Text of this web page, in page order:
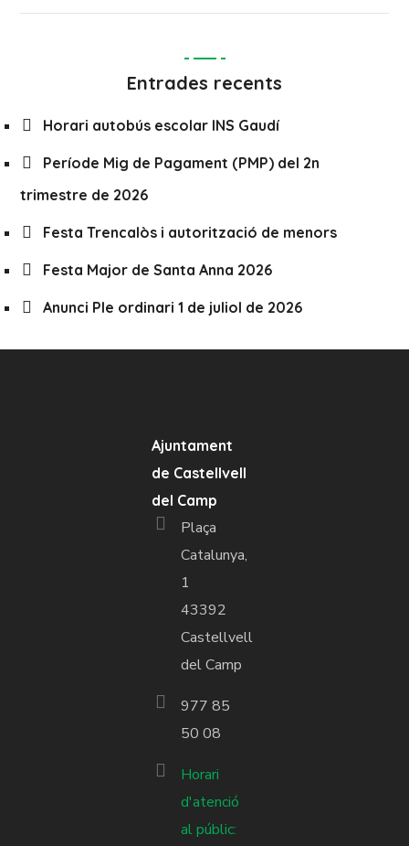
Entrades recents
Horari autobús escolar INS Gaudí
Període Mig de Pagament (PMP) del 2n
trimestre de 2026
Festa Trencalòs i autorització de menors
Festa Major de Santa Anna 2026
Anunci Ple ordinari 1 de juliol de 2026
Ajuntament
de Castellvell
del Camp
Plaça
Catalunya,
1
43392
Castellvell
del Camp
977 85
50 08
Horari
d'atenció
al públic: